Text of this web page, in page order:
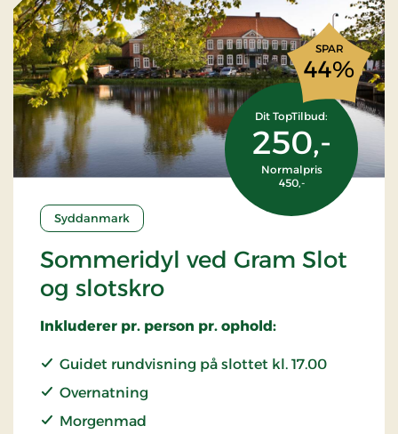
Sommeridyl ved Gram Slot
og slotskro
Dit TopTilbud:
250,-
Normalpris
450,-
SPAR
44%
Inkluderer pr. person pr. ophold:
Guidet rundvisning på slottet kl. 17.00
Overnatning
Morgenmad
Syddanmark